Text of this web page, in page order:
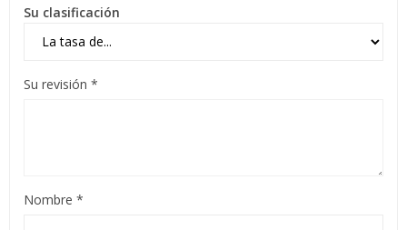
Su clasificación
Su revisión *
Nombre *